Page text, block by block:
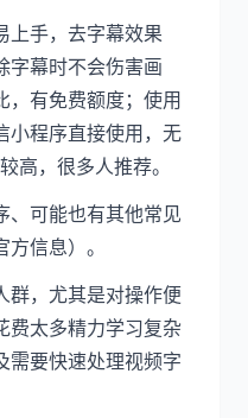
上手，去字幕效果
字幕时不会伤害画
，有免费额度；使用
小程序直接使用，无
高，很多人推荐。
、可能也有其他常见
信息）。
群，尤其是对操作便
费太多精力学习复杂
需要快速处理视频字